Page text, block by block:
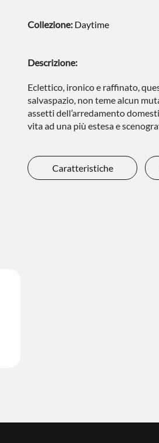
Collezione: Daytime
Descrizione:
Eclettico, ironico e raffinato,
salvaspazio, non teme alcun
assetti dell’arredamento
vita ad una più estesa e
Caratteristiche